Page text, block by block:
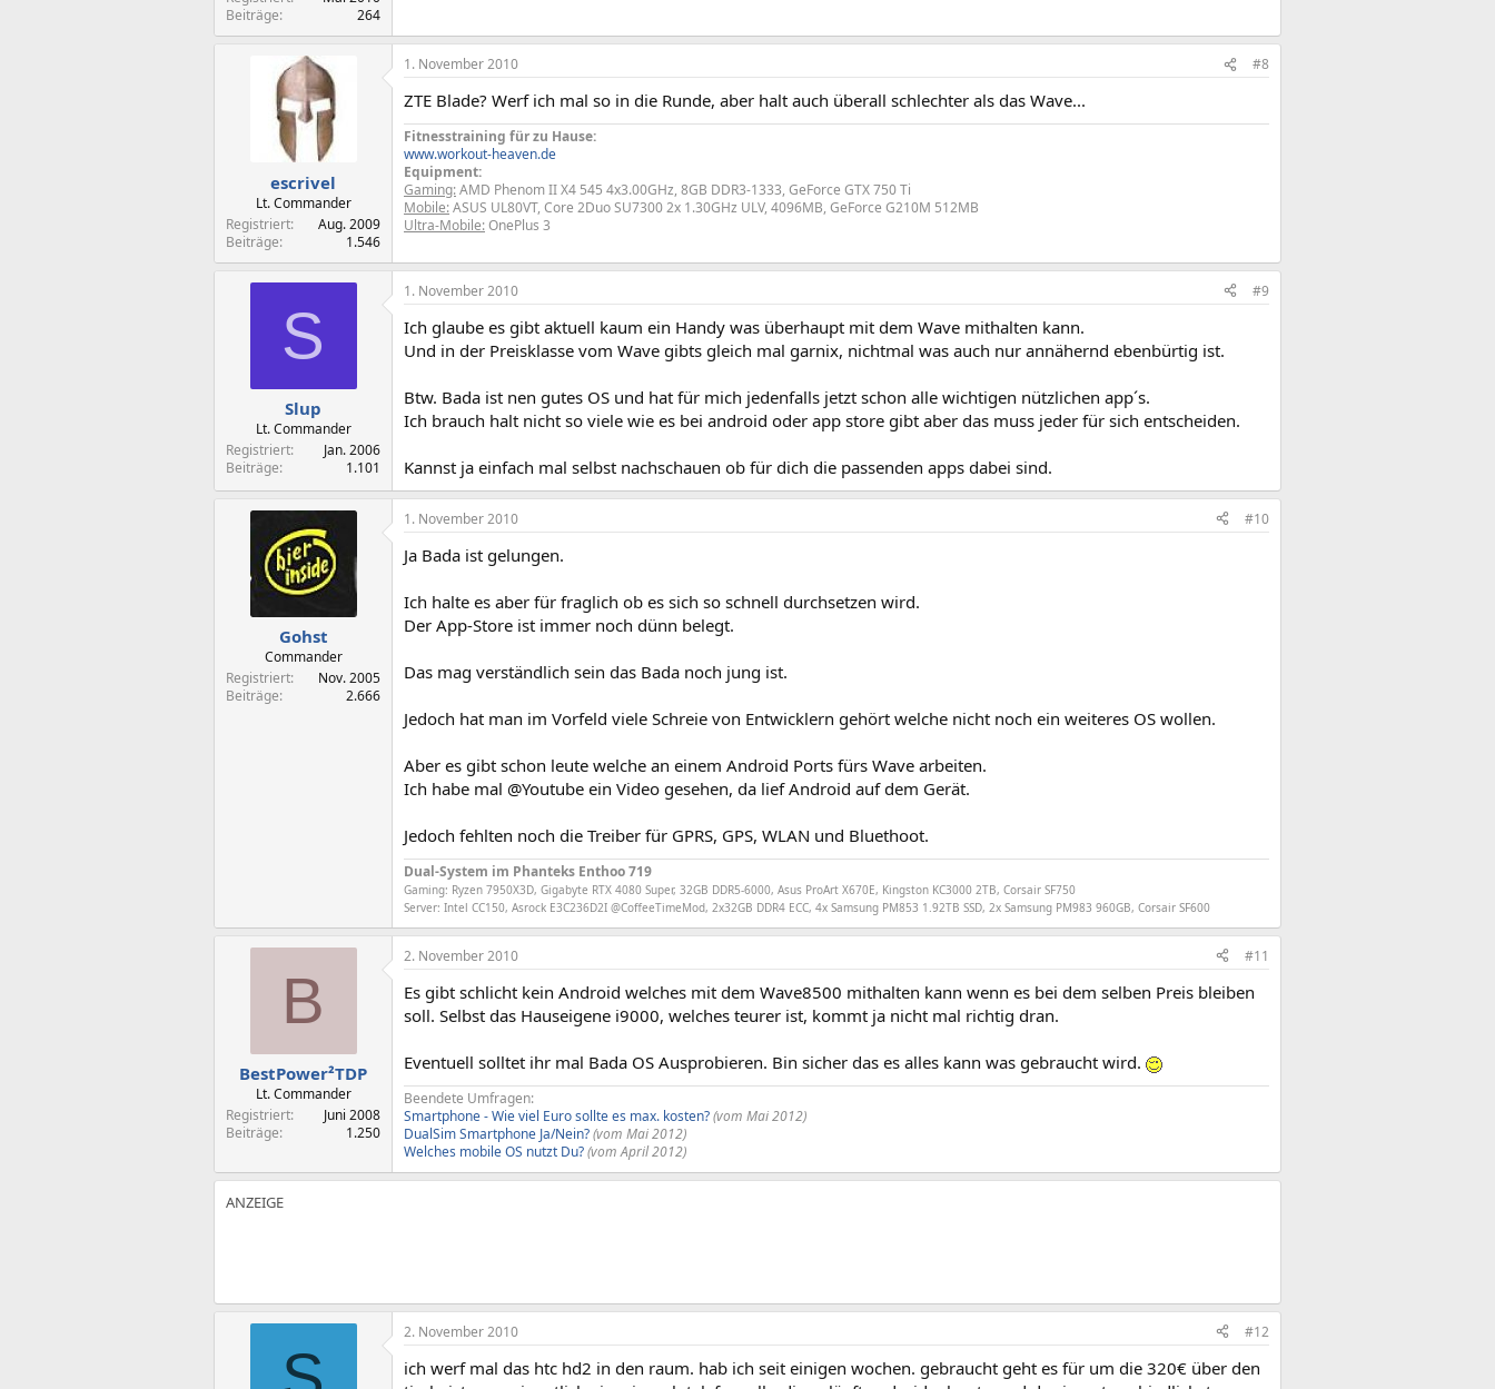
Beiträge
264
escrivel
Lt. Commander
Registriert
Aug. 2009
Beiträge
1.546
1. November 2010 #8
ZTE Blade? Werf ich mal so in die Runde, aber halt auch überall schlechter als das Wave...
Fitnesstraining für zu Hause:
www.workout-heaven.de
Equipment:
Gaming:AMD Phenom II X4 545 4x3.00GHz, 8GB DDR3-1333, GeForce GTX 750 Ti
Mobile:ASUS UL80VT, Core 2Duo SU7300 2x 1.30GHz ULV, 4096MB, GeForce G210M 512MB
Ultra-Mobile:OnePlus 3
S
Slup
Lt. Commander
Registriert
Jan. 2006
Beiträge
1.101
1. November 2010 #9
Ich glaube es gibt aktuell kaum ein Handy was überhaupt mit dem Wave mithalten kann.
Und in der Preisklasse vom Wave gibts gleich mal garnix, nichtmal was auch nur annähernd ebenbürtig ist.
Btw. Bada ist nen gutes OS und hat für mich jedenfalls jetzt schon alle wichtigen nützlichen app´s.
Ich brauch halt nicht so viele wie es bei android oder app store gibt aber das muss jeder für sich entscheiden.
Kannst ja einfach mal selbst nachschauen ob für dich die passenden apps dabei sind.
Gohst
Commander
Registriert
Nov. 2005
Beiträge
2.666
1. November 2010 #10
Ja Bada ist gelungen.
Ich halte es aber für fraglich ob es sich so schnell durchsetzen wird.
Der App-Store ist immer noch dünn belegt.
Das mag verständlich sein das Bada noch jung ist.
Jedoch hat man im Vorfeld viele Schreie von Entwicklern gehört welche nicht noch ein weiteres OS wollen.
Aber es gibt schon leute welche an einem Android Ports fürs Wave arbeiten.
Ich habe mal @Youtube ein Video gesehen, da lief Android auf dem Gerät.
Jedoch fehlten noch die Treiber für GPRS, GPS, WLAN und Bluethoot.
Dual-System im Phanteks Enthoo 719
Gaming: Ryzen 7950X3D, Gigabyte RTX 4080 Super, 32GB DDR5-6000, Asus ProArt X670E, Kingston KC3000 2TB, Corsair SF750
Server: Intel CC150, Asrock E3C236D2I @CoffeeTimeMod, 2x32GB DDR4 ECC, 4x Samsung PM853 1.92TB SSD, 2x Samsung PM983 960GB, Corsair SF600
B
BestPower²TDP
Lt. Commander
Registriert
Juni 2008
Beiträge
1.250
2. November 2010 #11
Es gibt schlicht kein Android welches mit dem Wave8500 mithalten kann wenn es bei dem selben Preis bleiben
soll. Selbst das Hauseigene i9000, welches teurer ist, kommt ja nicht mal richtig dran.
Eventuell solltet ihr mal Bada OS Ausprobieren. Bin sicher das es alles kann was gebraucht wird.
Beendete Umfragen:
Smartphone - Wie viel Euro sollte es max. kosten?(vom Mai 2012)
DualSim Smartphone Ja/Nein?(vom Mai 2012)
Welches mobile OS nutzt Du?(vom April 2012)
2. November 2010 #12
ich werf mal das htc hd2 in den raum. hab ich seit einigen wochen. gebraucht geht es für um die 320€ über den